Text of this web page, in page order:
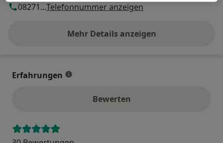
08271...Telefonnummer anzeigen
Mehr Details anzeigen
über die Adresse
Erfahrungen
Bewerten